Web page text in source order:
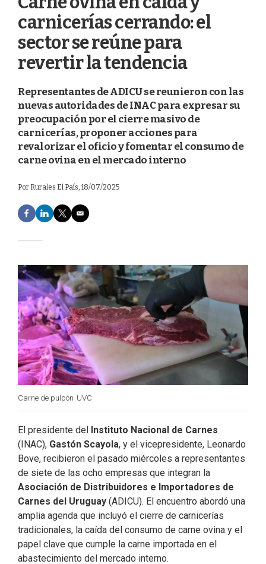
carnicerías cerrando: el
sector se reúne para
revertir la tendencia
Representantes de ADICU se reunieron con las
nuevas autoridades de INAC para expresar su
preocupación por el cierre masivo de
carnicerías, proponer acciones para
revalorizar el oficio y fomentar el consumo de
carne ovina en el mercado interno
Por Rurales El País, 18/07/2025
F
a
e
o
o
k
L
i
d
I
n
T
w
e
r
E
m
Carne de pulpón UVC
El presidente del
Instituto Nacional de Carnes
(INAC), Gastón Scayola, y el vicepresidente, Leonardo
Bove, recibieron el pasado miércoles a representantes
de siete de las ocho empresas que integran la
Asociación de Distribuidores e Importadores de
Carnes del Uruguay (ADICU). El encuentro abordó una
amplia agenda que incluyó el cierre de carnicerías
tradicionales, la caída del consumo de carne ovina y el
papel clave que cumple la carne importada en el
abastecimiento del mercado interno.